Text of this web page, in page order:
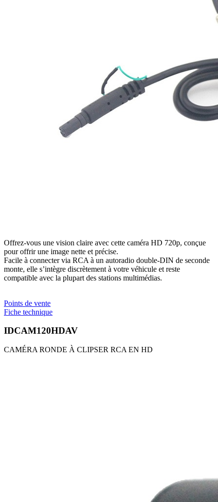
Offrez-vous une vision claire avec cette caméra HD 720p, conçue
pour offrir une image nette et précise.
Facile à connecter via RCA à un autoradio double-DIN de seconde
monte, elle s’intègre discrètement à votre véhicule et reste
compatible avec la plupart des stations multimédias.
Points de vente
Fiche technique
IDCAM120HDAV
CAMÉRA RONDE À CLIPSER RCA EN HD